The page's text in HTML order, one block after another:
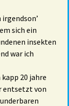
sich ein
insekten
war ich
20 jahre
entsetzt von